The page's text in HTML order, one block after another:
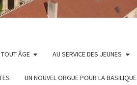
ÂGE AU SERVICE DES JEUNES
UN NOUVEL ORGUE POUR LA BASILIQUE